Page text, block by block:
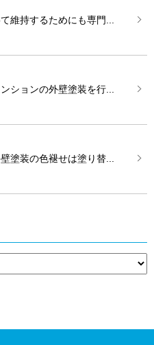
維持するためにも専門...
ションの外壁塗装を行...
塗装の色褪せは塗り替...